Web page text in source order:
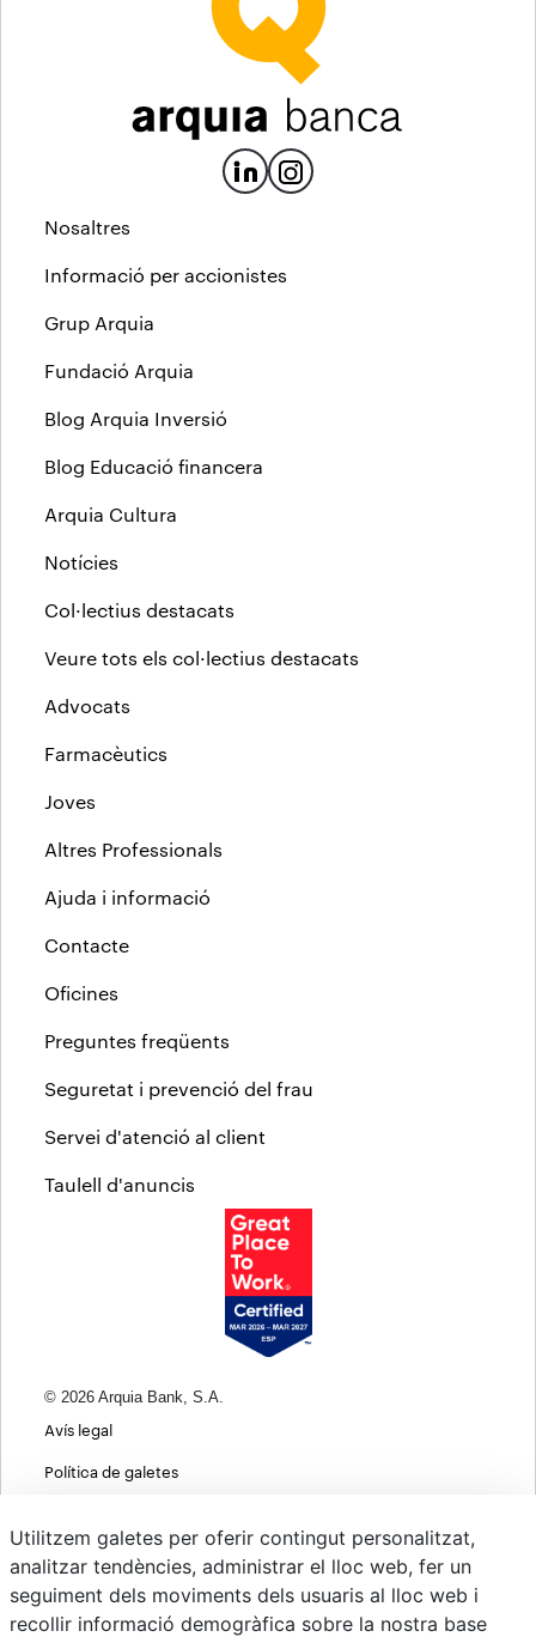
Nosaltres
Informació per accionistes
Grup Arquia
Fundació Arquia
Blog Arquia Inversió
Blog Educació financera
Arquia Cultura
Notícies
Col·lectius destacats
Veure tots els col·lectius destacats
Advocats
Farmacèutics
Joves
Altres Professionals
Ajuda i informació
Contacte
Oficines
Preguntes freqüents
Seguretat i prevenció del frau
Servei d'atenció al client
Taulell d'anuncis
© 2026 Arquia Bank, S.A.
Avís legal
Política de galetes
Política de privacitat web
MIFID
Utilitzem galetes per oferir contingut personalitzat,
analitzar tendències, administrar el lloc web, fer un
seguiment dels moviments dels usuaris al lloc web i
recollir informació demogràfica sobre la nostra base